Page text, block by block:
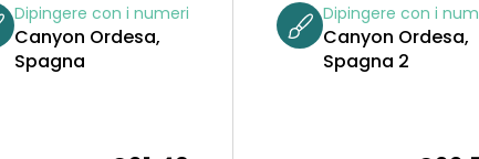
Dipingere con i numeri
Canyon Ordesa,
Spagna
Dipingere con i
Canyon Ordesa,
Spagna 2